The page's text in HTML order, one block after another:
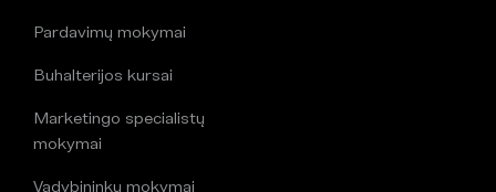
Pardavimų mokymai
Buhalterijos kursai
Marketingo specialistų
mokymai
Vadybininkų mokymai